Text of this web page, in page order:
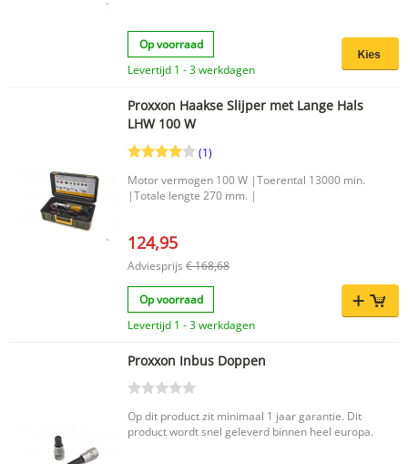
Op voorraad
Levertijd 1 - 3 werkdagen
Proxxon Haakse Slijper met Lange Hals
LHW 100 W
(1)
Motor vermogen 100 W |Toerental 13000 min.
|Totale lengte 270 mm. |
124,95
Adviesprijs € 168,68
Op voorraad
Levertijd 1 - 3 werkdagen
Proxxon Inbus Doppen
Op dit product zit minimaal 1 jaar garantie. Dit
product wordt snel geleverd binnen heel europa.